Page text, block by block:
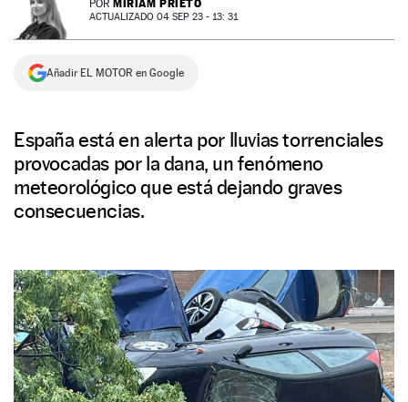
NEWSLETTER
SÍGUENOS
POR MIRIAM PRIETO
ACTUALIZADO 04 SEP 23 - 13: 31
Añadir EL MOTOR en Google
España está en alerta por lluvias torrenciales
provocadas por la dana, un fenómeno
meteorológico que está dejando graves
consecuencias.